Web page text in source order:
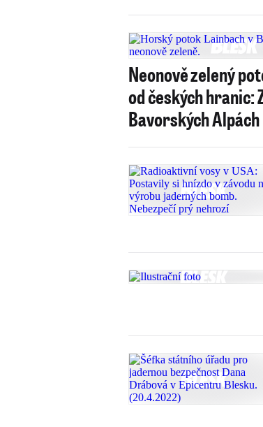
Neonově zelený
od českých hranic:
Bavorských Alpách